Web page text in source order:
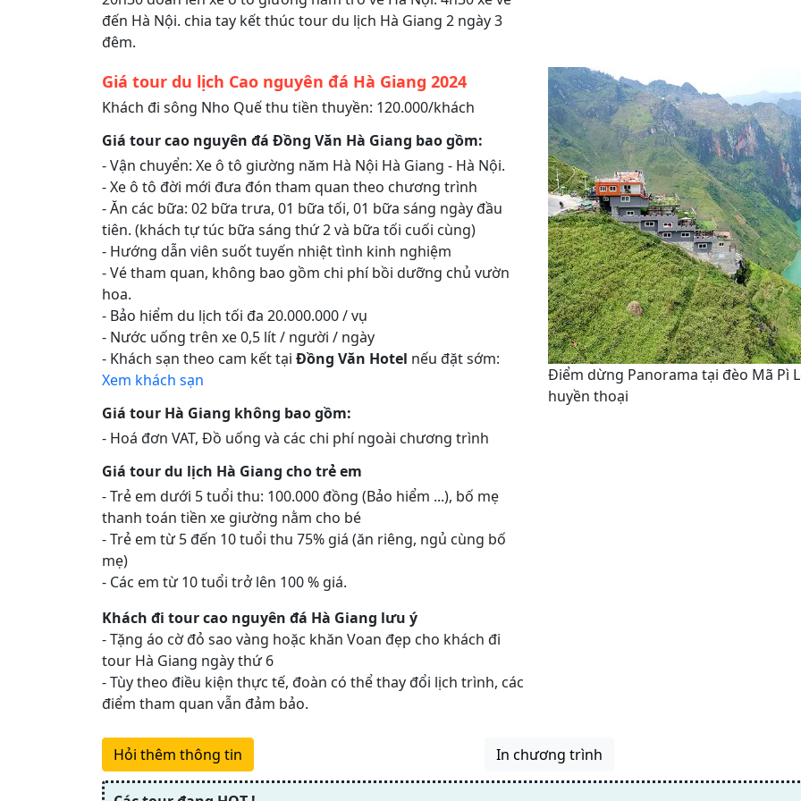
đến Hà Nội. chia tay kết thúc tour du lịch Hà Giang 2 ngày 3
đêm.
Giá tour du lịch Cao nguyên đá Hà Giang 2024
Khách đi sông Nho Quế thu tiền thuyền: 120.000/khách
Giá tour cao nguyên đá Đồng Văn Hà Giang bao gồm:
- Vận chuyển: Xe ô tô giường năm Hà Nội Hà Giang - Hà Nội.
- Xe ô tô đời mới đưa đón tham quan theo chương trình
- Ăn các bữa: 02 bữa trưa, 01 bữa tối, 01 bữa sáng ngày đầu
tiên. (khách tự túc bữa sáng thứ 2 và bữa tối cuối cùng)
- Hướng dẫn viên suốt tuyến nhiệt tình kinh nghiệm
- Vé tham quan, không bao gồm chi phí bồi dưỡng chủ vườn
hoa.
- Bảo hiểm du lịch tối đa 20.000.000 / vụ
- Nước uống trên xe 0,5 lít / người / ngày
- Khách sạn theo cam kết tại Đồng Văn Hotel nếu đặt sớm:
Xem khách sạn
Giá tour Hà Giang không bao gồm:
- Hoá đơn VAT, Đồ uống và các chi phí ngoài chương trình
Giá tour du lịch Hà Giang cho trẻ em
- Trẻ em dưới 5 tuổi thu: 100.000 đồng (Bảo hiểm ...), bố mẹ
thanh toán tiền xe giường nằm cho bé
- Trẻ em từ 5 đến 10 tuổi thu 75% giá (ăn riêng, ngủ cùng bố
mẹ)
- Các em từ 10 tuổi trở lên 100 % giá.
Khách đi tour cao nguyên đá Hà Giang lưu ý
- Tặng áo cờ đỏ sao vàng hoặc khăn Voan đẹp cho khách đi
tour Hà Giang ngày thứ 6
- Tùy theo điều kiện thực tế, đoàn có thể thay đổi lịch trình, các
điểm tham quan vẫn đảm bảo.
Điểm dừng Panorama tại đèo Mã Pì
huyền thoại
Hỏi thêm thông tin In chương trình